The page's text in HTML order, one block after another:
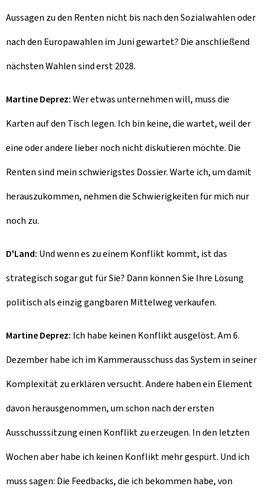
Aussagen zu den Renten nicht bis nach den Sozialwahlen oder
nach den Europawahlen im Juni gewartet? Die anschließend
nächsten Wahlen sind erst 2028.
Martine Deprez:Wer etwas unternehmen will, muss die
Karten auf den Tisch legen. Ich bin keine, die wartet, weil der
eine oder andere lieber noch nicht diskutieren möchte. Die
Renten sind mein schwierigstes Dossier. Warte ich, um damit
herauszukommen, nehmen die Schwierigkeiten für mich nur
noch zu.
D'Land: Und wenn es zu einem Konflikt kommt, ist das
strategisch sogar gut für Sie? Dann können Sie Ihre Lösung
politisch als einzig gangbaren Mittelweg verkaufen.
Martine Deprez: Ich habe keinen Konflikt ausgelöst. Am 6.
Dezember habe ich im Kammerausschuss das System in seiner
Komplexität zu erklären versucht. Andere haben ein Element
davon herausgenommen, um schon nach der ersten
Ausschusssitzung einen Konflikt zu erzeugen. In den letzten
Wochen aber habe ich keinen Konflikt mehr gespürt. Und ich
muss sagen: Die Feedbacks, die ich bekommen habe, von